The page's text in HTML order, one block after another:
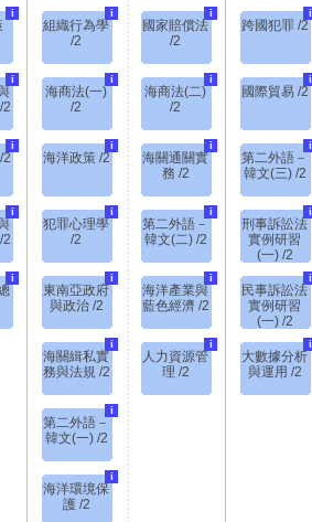
i
2
i
2
i
2
i
i
組織行為學
/2
i
海商法(一)
/2
i
海洋政策 /2
i
犯罪心理學
/2
i
東南亞政府
與政治 /2
i
海關緝私實
務與法規 /2
i
第二外語－
韓文(一) /2
i
海洋環境保
護 /2
i
國家賠償法
/2
i
海商法(二)
/2
i
海關通關實
務 /2
i
第二外語－
韓文(二) /2
i
海洋產業與
藍色經濟 /2
i
人力資源管
理 /2
i
跨國犯罪 /2
i
國際貿易 /2
i
第二外語－
韓文(三) /2
i
刑事訴訟法
實例研習
(一) /2
i
民事訴訟法
實例研習
(一) /2
i
大數據分析
與運用 /2
i